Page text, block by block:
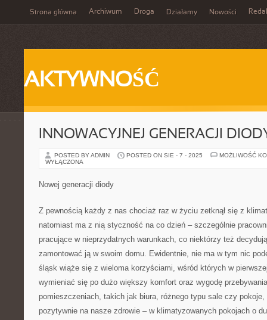
Strona główna Archiwum Droga Działamy Nowości
AKTYWNOŚĆ
INNOWACYJNEJ GENERACJI
POSTED BY ADMIN POSTED ON SIE - 7 - 2025
MOŻLIWOŚĆ
WYŁĄCZONA
Nowej generacji diody
Z pewnością każdy z nas chociaż raz w życiu zetknął się z
natomiast ma z nią styczność na co dzień – szczególnie
pracujące w nieprzydatnych warunkach, co niektórzy też
zamontować ją w swoim domu. Ewidentnie, nie ma w tym nic
śląsk wiąże się z wieloma korzyściami, wśród których w
wymieniać się po dużo większy komfort oraz wygodę
pomieszczeniach, takich jak biura, różnego typu sale czy pokoje,
pozytywnie na nasze zdrowie – w klimatyzowanych pokojach o